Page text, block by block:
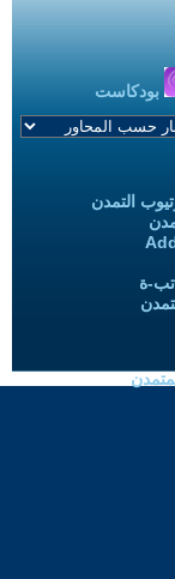
بودكاست
التمدن
ة